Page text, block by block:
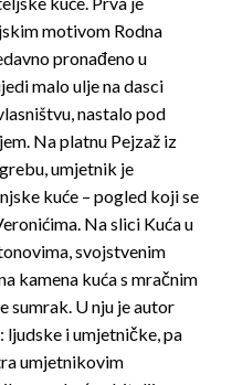
motivom Rodna
pronađeno u
malo ulje na dasci
nastalo pod
Na platnu Pejzaž iz
umjetnik je
kuće – pogled koji se
Na slici Kuća u
svojstvenim
kamena kuća s mračnim
sumrak. U nju je autor
i umjetničke, pa
umjetnikovim